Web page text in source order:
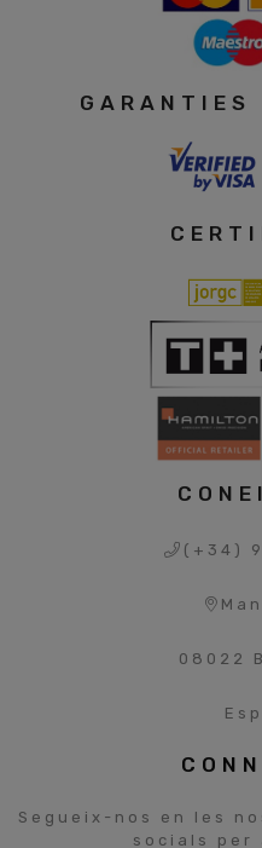
GARANTIES
(+34)
08022
Segueix-nos en les
socials per